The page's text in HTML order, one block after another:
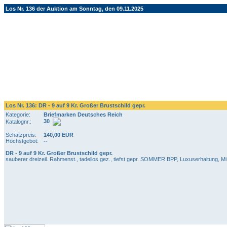
Los Nr. 136 der Auktion am Sonntag, den 09.11.2025
Los Nr. 136: DR - 9 auf 9 Kr. Großer Brustschild gepr.
Kategorie:
Briefmarken Deutsches Reich
Katalognr.:
30
Schätzpreis:
140,00 EUR
Höchstgebot:
--
DR - 9 auf 9 Kr. Großer Brustschild gepr.
sauberer dreizeil. Rahmenst., tadellos gez., tiefst gepr. SOMMER BPP, Luxuserhaltung,